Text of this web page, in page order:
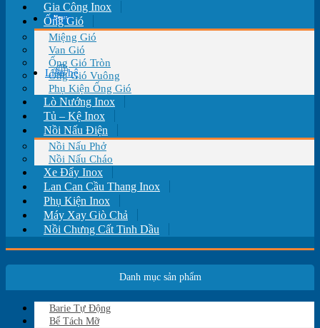
Tin tức
Liên hệ
Gia Công Inox
Ống Gió
Miệng Gió
Van Gió
Ống Gió Tròn
Ống Gió Vuông
Phụ Kiện Ống Gió
Lò Nướng Inox
Tủ – Kệ Inox
Nồi Nấu Điện
Nồi Nấu Phở
Nồi Nấu Cháo
Xe Đẩy Inox
Lan Can Cầu Thang Inox
Phụ Kiện Inox
Máy Xay Giò Chả
Nồi Chưng Cất Tinh Dầu
Danh mục sản phẩm
Barie Tự Động
Bể Tách Mỡ